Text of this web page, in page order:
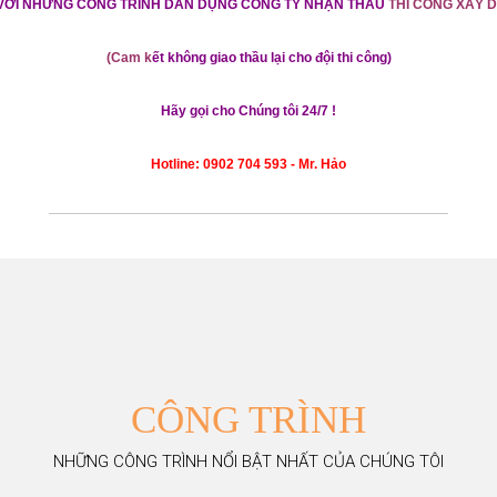
NHỮNG CÔNG TRÌNH DÂN DỤNG CÔNG TY NHẬN THẦU THI CÔNG XÂY
(Cam kết không giao thầu lại cho đội thi công)
Hãy gọi cho Chúng tôi 24/7 !
Hotline: 0902 704 593 - Mr. Hảo
CÔNG TRÌNH
NHỮNG CÔNG TRÌNH NỔI BẬT NHẤT CỦA CHÚNG TÔI